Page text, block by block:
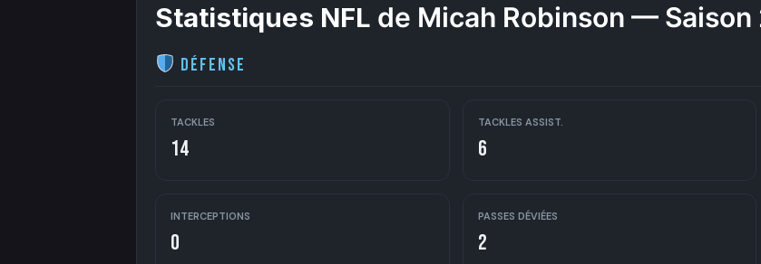
Statistiques NFL de Micah Robinson —
Défense
TACKLES
14
TACKLES ASSIST.
6
INTERCEPTIONS
0
PASSES DÉVIÉES
2